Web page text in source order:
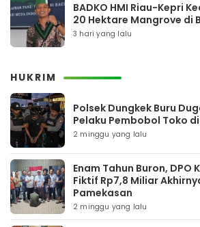
BADKO HMI Riau-Kepri
20 Hektare Mangrove di
3 hari yang lalu
HUKRIM
Polsek Dungkek Buru
Pelaku Pembobol Toko
2 minggu yang lalu
Enam Tahun Buron, DPO
Fiktif Rp7,8 Miliar
Pamekasan
2 minggu yang lalu